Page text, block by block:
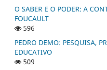
O SABER E O PODER: A
FOUCAULT
596
PEDRO DEMO: PESQUISA,
EDUCATIVO
509